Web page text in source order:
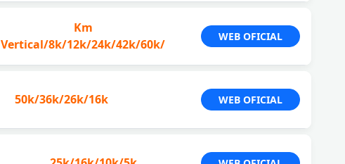
Km
Vertical/8k/12k/24k/42k/60k/
WEB OFICIAL
50k/36k/26k/16k WEB OFICIAL